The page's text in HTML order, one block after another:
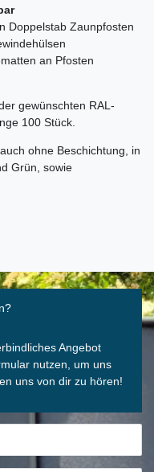
Doppelstab Zaunpfosten
an Pfosten
gewünschten RAL-
100 Stück.
ohne Beschichtung, in
Grün, sowie
Angebot
nutzen, um uns
uns von dir zu hören!